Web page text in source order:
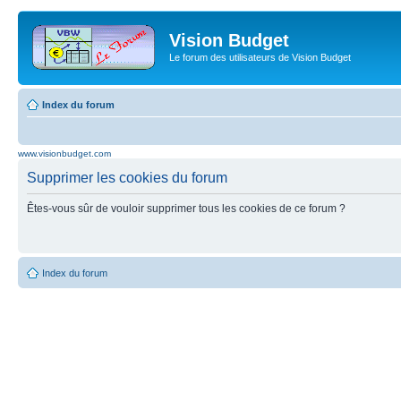
Vision Budget
Le forum des utilisateurs de Vision Budget
Index du forum
www.visionbudget.com
Supprimer les cookies du forum
Êtes-vous sûr de vouloir supprimer tous les cookies de ce forum ?
Index du forum